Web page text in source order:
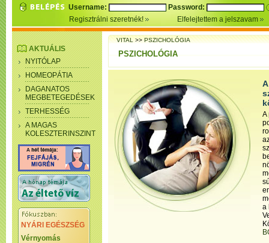
Username:
Password:
Regisztrálni szeretnék!
Elfelejtettem a jelszavam
AKTUÁLIS
NYITÓLAP
HOMEOPÁTIA
DAGANATOS
MEGBETEGEDÉSEK
TERHESSÉG
A MAGAS
KOLESZTERINSZINT
NYÁRI EGÉSZSÉG
Vérnyomás
VITAL>>PSZICHOLÓGIA
PSZICHOLÓGIA
A
a